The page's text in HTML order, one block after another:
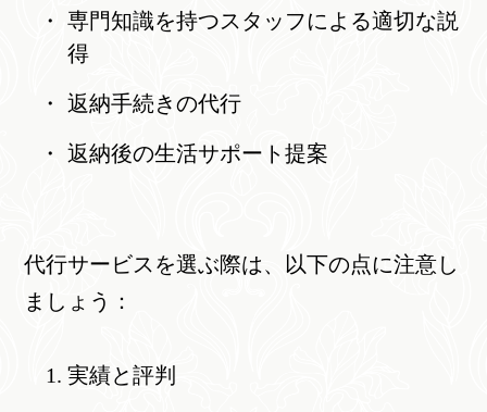
専門知識を持つスタッフによる適切な説
得
返納手続きの代行
返納後の生活サポート提案
代行サービスを選ぶ際は、以下の点に注意し
ましょう：
実績と評判